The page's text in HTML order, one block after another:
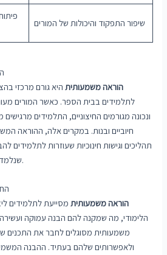
שיפור התפקוד והיכולות של המורים
הוראה משמעותיתהיא גורם מרכזי
לתלמידים בבית הספר. כאשר המורים
ונכונה מגורמים החיצוניים, התלמידים מרגישים
חיוביים ובנות. במקרים אלה, ההוראה
תהליכים וגישות חינוכיות שעוזרות לתלמידים
שנלמדים, מבחינה רגשית ומקצועית.
הוראה משמעותיתמסייעת לתלמידים
הלימודי, מה שמקנה להם הבנה עמוקה
משמעותית מסוגלים לחבר את התכנים
ולאפשרותים שלהם בעתיד. ההבנה